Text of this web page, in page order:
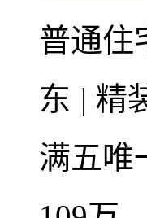
普通住
东 | 精
满五唯